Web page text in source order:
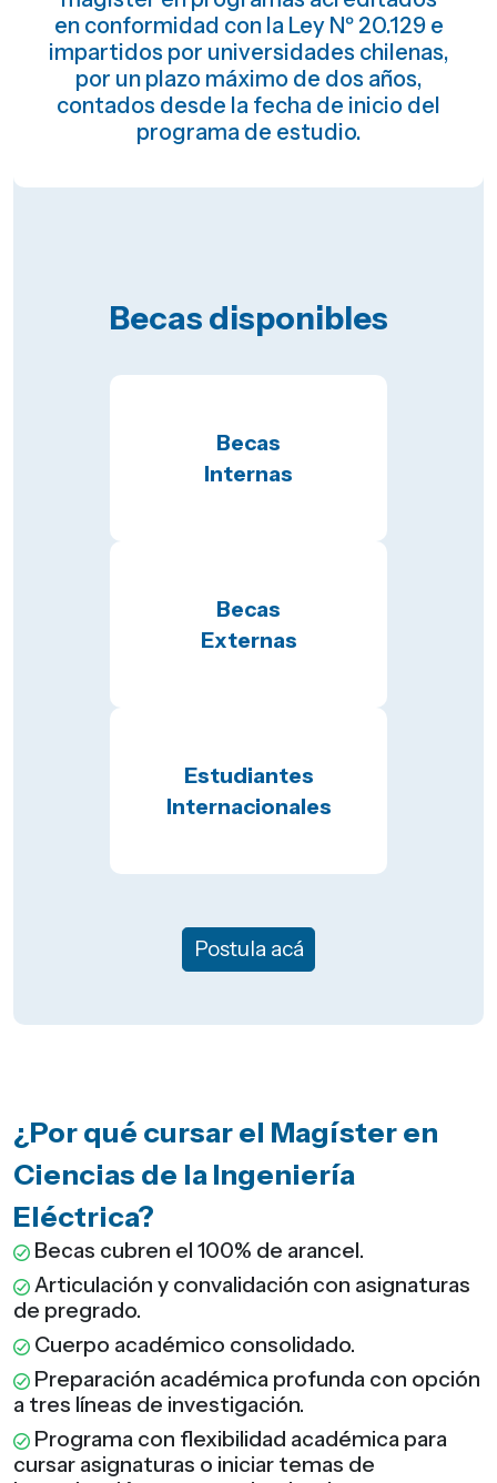
en conformidad con la Ley Nº 20.129 e
impartidos por universidades chilenas,
por un plazo máximo de dos años,
contados desde la fecha de inicio del
programa de estudio.
Becas disponibles
Becas
Internas
Becas
Externas
Estudiantes
Internacionales
Postula acá
¿Por qué cursar el Magíster en
Ciencias de la Ingeniería
Eléctrica?
Becas cubren el 100% de arancel.
Articulación y convalidación con asignaturas
de pregrado.
Cuerpo académico consolidado.
Preparación académica profunda con opción
a tres líneas de investigación.
Programa con flexibilidad académica para
cursar asignaturas o iniciar temas de